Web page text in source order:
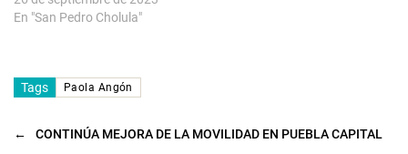
En "San Pedro Cholula"
Tags Paola Angón
←
CONTINÚA MEJORA DE LA MOVILIDAD EN PUEBLA CAPITAL